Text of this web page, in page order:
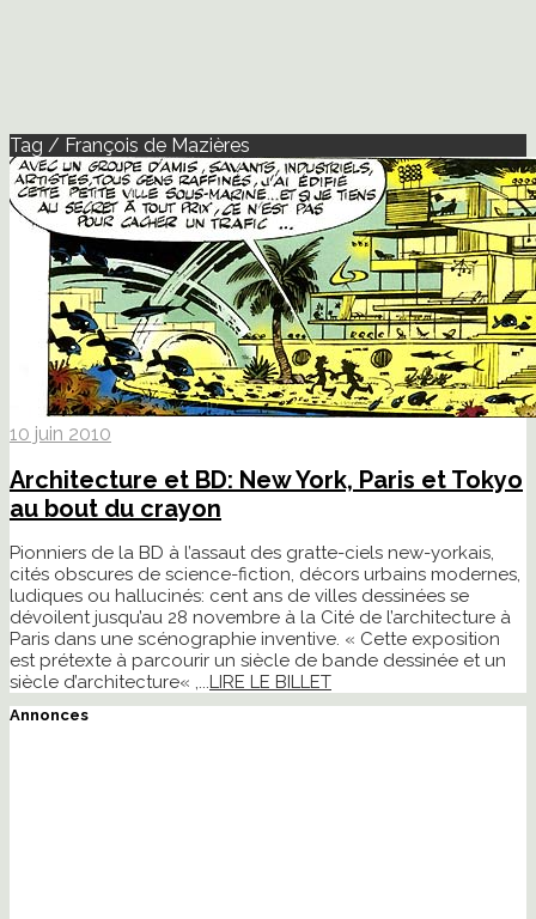
Tag / François de Mazières
10 juin 2010
Architecture et BD: New York, Paris et Tokyo
au bout du crayon
Pionniers de la BD à l’assaut des gratte-ciels new-yorkais,
cités obscures de science-fiction, décors urbains modernes,
ludiques ou hallucinés: cent ans de villes dessinées se
dévoilent jusqu’au 28 novembre à la Cité de l’architecture à
Paris dans une scénographie inventive. « Cette exposition
est prétexte à parcourir un siècle de bande dessinée et un
siècle d’architecture« ,...LIRE LE BILLET
Annonces